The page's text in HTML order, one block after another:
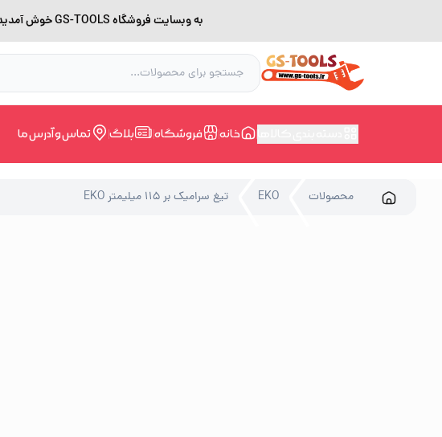
به وبسایت فروشگاه GS-TOOLS خوش آمدید. لطفا بدلیل اختلال اینترنت برای خرید و مشاوره با شماره 09228168388 در ارتباط باشید.
خانه فروشگاه بلاگ تماس و آدرس ما
محصولات EKO تیغ سرامیک بر 115 میلیمتر EKO